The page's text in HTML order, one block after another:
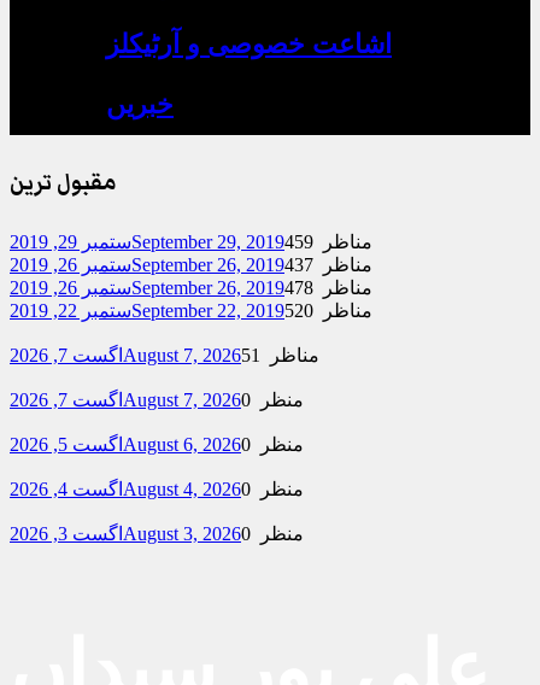
اشاعت خصوصی و آرٹیکلز
خبریں
مقبول ترین
ستمبر 29, 2019September 29, 2019
459 مناظر
ستمبر 26, 2019September 26, 2019
437 مناظر
ستمبر 26, 2019September 26, 2019
478 مناظر
ستمبر 22, 2019September 22, 2019 520 مناظر
اگست 7, 2026 August 7, 2026 51 مناظر
اگست 7, 2026 August 7, 2026 0 منظر
اگست 5, 2026 August 6, 2026 0 منظر
اگست 4, 2026 August 4, 2026 0 منظر
اگست 3, 2026 August 3, 2026 0 منظر